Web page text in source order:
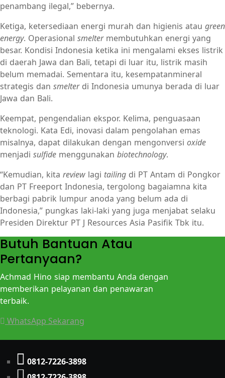
penambang ilegal,” bebernya.
Ketiga, ketersediaan energi murah dan higienis atau green
energy. Operasional smelter membutuhkan energi yang
besar. Kondisi Indonesia ketika ini mengalami ekses listrik
di daerah Jawa dan Bali, tetapi di luar itu, listrik masih
belum memadai. Sementara itu, kesempatanmineral
strategis dan smelter di Indonesia umunya berada di luar
Jawa dan Bali.
Keempat, pengendalian ekspor. Kelima, penguasaan
teknologi. Kata Edi, inovasi dalam pengolahan emas
misalnya, dapat dilakukan dengan mengonversi oxide
menjadi sulfide menggunakan biotechnology.
“Kemudian, kita review lagi tailing di PT Antam di Pongkor
dan PT Freeport Indonesia, tergolong bagaiamna kita
berbagi pabrik lumpur anoda yang belum ada di
Indonesia,” pungkas laki-laki yang juga menjabat selaku
Presiden Direktur PT J Resources Asia Pasifik Tbk itu.
Butuh Bantuan Atau
Pertanyaan?
Achmad Hino siap membantu Anda dengan
memberikan pelayanan dan penawaran
terbaik.
WhatsApp Sekarang
0812-7226-3898